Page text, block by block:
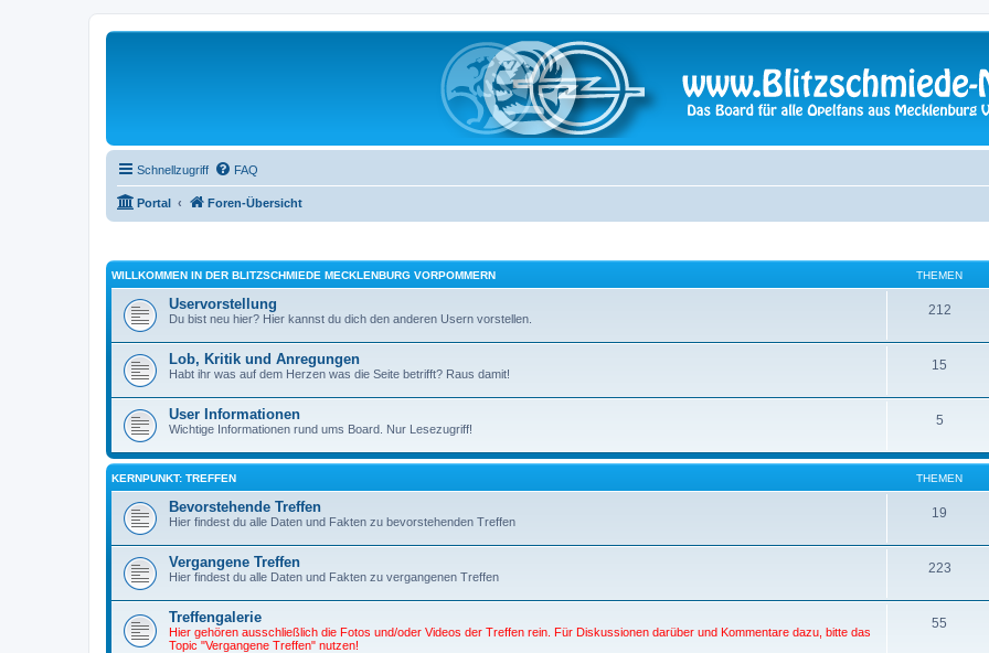
Schnellzugriff FAQ
Portal Foren-Übersicht
WILLKOMMEN IN DER BLITZSCHMIEDE MECKLENBURG VORPOMMERN THEMEN
Uservorstellung
Du bist neu hier? Hier kannst du dich den anderen Usern vorstellen.
212
Lob, Kritik und Anregungen
Habt ihr was auf dem Herzen was die Seite betrifft? Raus damit!
15
User Informationen
Wichtige Informationen rund ums Board. Nur Lesezugriff!
5
KERNPUNKT: TREFFEN THEMEN
Bevorstehende Treffen
Hier findest du alle Daten und Fakten zu bevorstehenden Treffen
19
Vergangene Treffen
Hier findest du alle Daten und Fakten zu vergangenen Treffen
223
Treffengalerie
Hier gehören ausschließlich die Fotos und/oder Videos der Treffen rein. Für Diskussionen darüber und Kommentare dazu, bitte das
Topic "Vergangene Treffen" nutzen!
55